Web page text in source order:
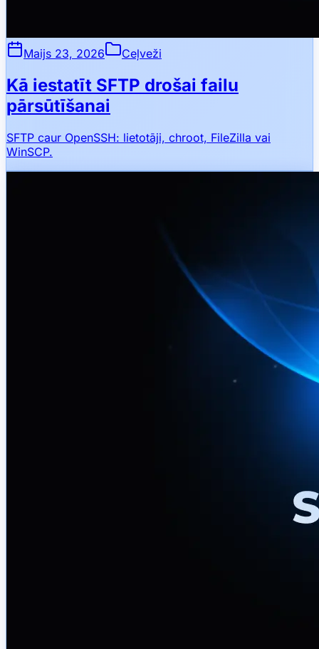
Maijs 23, 2026 Ceļveži
Kā iestatīt SFTP drošai failu
pārsūtīšanai
SFTP caur OpenSSH: lietotāji, chroot, FileZilla vai
WinSCP.